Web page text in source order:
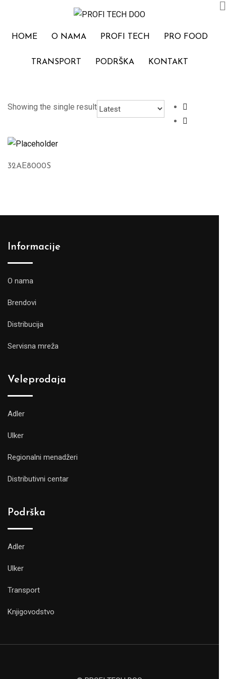
contentHOME O NAMA PROFI TECH PRO FOOD
TRANSPORT PODRŠKA KONTAKT
Showing the single result
32AE8000S
Informacije
O nama
Brendovi
Distribucija
Servisna mreža
Veleprodaja
Adler
Ulker
Regionalni menadžeri
Distributivni centar
Podrška
Adler
Ulker
Transport
Knjigovodstvo